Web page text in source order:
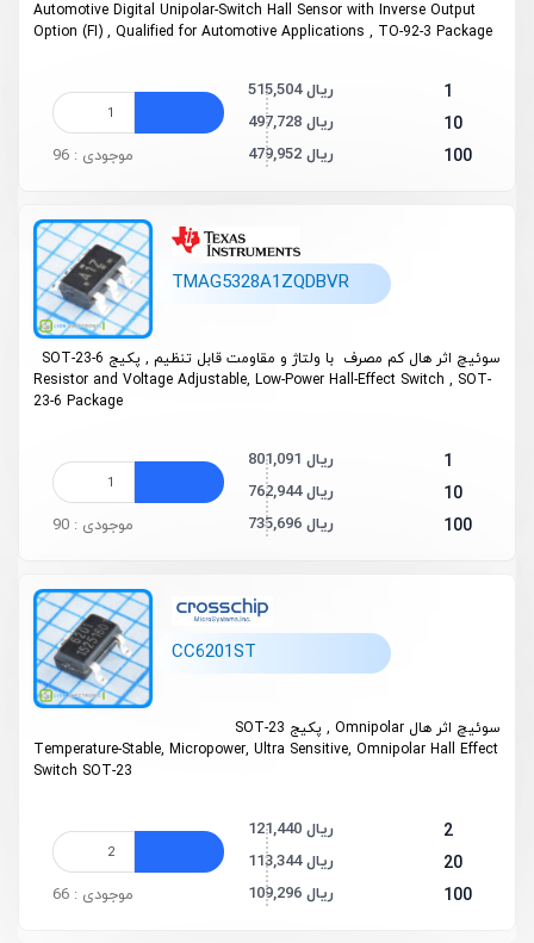
Automotive Digital Unipolar-Switch Hall Sensor with Inverse Output
Option (FI) , Qualified for Automotive Applications , TO-92-3 Package
1 515,504 ریال
10 497,728 ریال
100 479,952 ریال موجودی : 96
TMAG5328A1ZQDBVR
سوئیچ اثر هال کم مصرف با ولتاژ و مقاومت قابل تنظیم , پکیج SOT-23-6
Resistor and Voltage Adjustable, Low-Power Hall-Effect Switch , SOT-
23-6 Package
1 801,091 ریال
10 762,944 ریال
100 735,696 ریال موجودی : 90
CC6201ST
سوئیچ اثر هال Omnipolar , پکیج SOT-23
Temperature-Stable, Micropower, Ultra Sensitive, Omnipolar Hall Effect
Switch SOT-23
2 121,440 ریال
20 113,344 ریال
100 109,296 ریال موجودی : 66